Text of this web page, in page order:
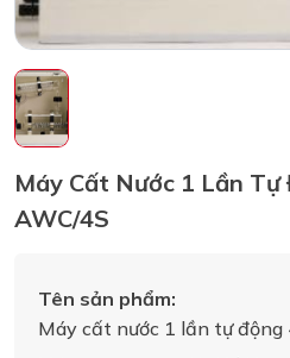
Máy Cất Nước 1 Lần
AWC/4S
Tên sản phẩm:
Máy cất nước 1 lần tự động